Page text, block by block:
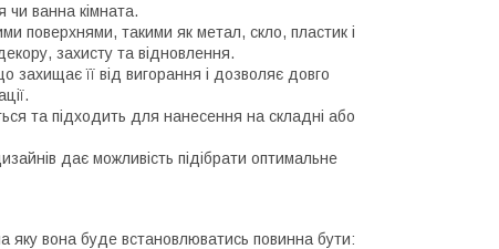
чи ванна кімната.
поверхнями, такими як метал, скло, пластик і
захисту та відновлення.
захищає її від вигорання і дозволяє довго
та підходить для нанесення на складні або
дає можливість підібрати оптимальне
яку вона буде встановлюватись повинна бути: